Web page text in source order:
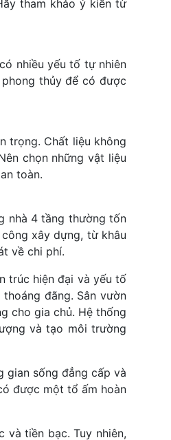
tham khảo ý kiến từ
nhiều yếu tố tự nhiên
thủy để có được
trọng. Chất liệu không
chọn những vật liệu
toàn.
nhà 4 tầng thường tốn
xây dựng, từ khâu
về chi phí.
trúc hiện đại và yếu tố
đãng. Sân vườn
cho gia chủ. Hệ thống
và tạo môi trường
gian sống đẳng cấp và
được một tổ ấm hoàn
tiền bạc. Tuy nhiên,